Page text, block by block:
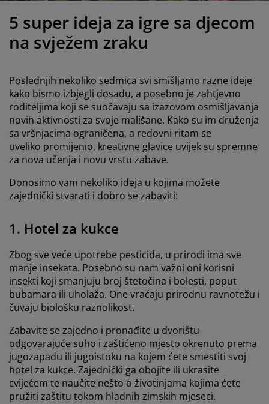
kreveta sa spremnikom
madraci
kreveti
namještaja
rasvjeta
potrepštine
5 super ideja za igre sa djecom
na svježem zraku
Poslednjih nekoliko sedmica svi smišljamo razne ideje
kako bismo izbjegli dosadu, a posebno je zahtjevno
roditeljima koji se suočavaju sa izazovom osmišljavanja
novih aktivnosti za svoje mališane. Kako su im druženja
sa vršnjacima ograničena, a redovni ritam se
uveliko promijenio, kreativne glavice uvijek su spremne
za nova učenja i novu vrstu zabave.
Donosimo vam nekoliko ideja u kojima možete
zajednički stvarati i dobro se zabaviti:
1. Hotel za kukce
Zbog sve veće upotrebe pesticida, u prirodi ima sve
manje insekata. Posebno su nam važni oni korisni
insekti koji smanjuju broj štetočina i bolesti, poput
bubamara ili uholaža. One vraćaju prirodnu ravnotežu i
čuvaju biološku raznolikost.
Zabavite se zajedno i pronađite u dvorištu
odgovarajuće suho i zaštićeno mjesto okrenuto prema
jugozapadu ili jugoistoku na kojem ćete smestiti svoj
hotel za kukce. Zajednički ga obojite ili ukrasite
cvijećem te naučite nešto o životinjama kojima ćete
pružiti zaštitu tokom hladnih zimskih mjeseci.